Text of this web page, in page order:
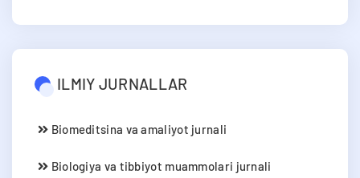
ILMIY JURNALLAR
Biomeditsina va amaliyot jurnali
Biologiya va tibbiyot muammolari jurnali